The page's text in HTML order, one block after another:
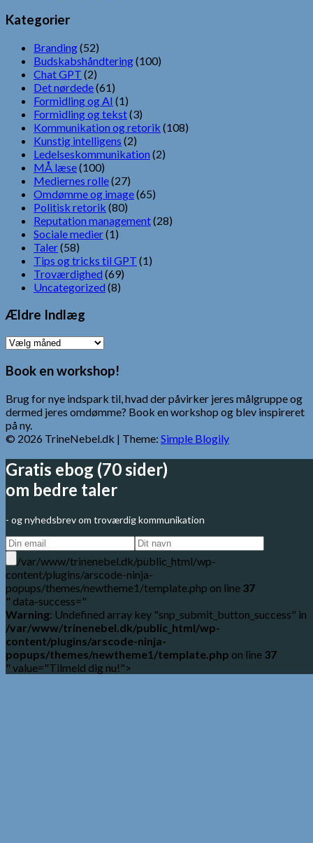
Kategorier
Branding(52)
Budskabshåndtering(100)
Chat GPT (2)
Det nørdede(61)
Formidling og AI (1)
Formidling og tekst(3)
Kommunikation og retorik (108)
Kunstig intelligens (2)
Ledelseskommunikation (2)
MÅ læse(100)
Mediernes rolle(27)
Omdømme og image(65)
Politisk retorik (80)
Reputation management(28)
Sociale medier(1)
Taler(58)
Tips og tricks til GPT (1)
Troværdighed (69)
Uncategorized (8)
Ældre Indlæg
Ældre
Book en workshop!
Brug for nye indspark til, hvad der påvirker jeres målgruppe og
dermed jeres omdømme? Book en workshop og blev inspireret
på ny.
© 2026 TrineNebel.dk | Theme: Simple Blogily
Gratis ebog (70 sider)
om bedre taler
- og nyhedsbrev om troværdig kommunikation
/var/www/trinenebel.dk/public_html/wp-
content/plugins/arscode-ninja-
popups/themes/newtheme1/template.php on line 37
" data-success="
Warning: Undefined array key "snp_submit_button_success" in
/var/www/trinenebel.dk/public_html/wp-
content/plugins/arscode-ninja-
popups/themes/newtheme1/template.php on line 37
" value="Tilmeld dig nu!">